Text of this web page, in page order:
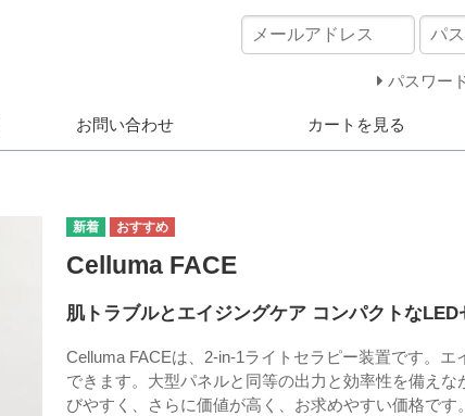
パスワー
お問い合わせ カートを見る
Celluma FACE
肌トラブルとエイジングケア コンパクトなLED
Celluma FACEは、2-in-1ライトセラピー装置です。
できます。大型パネルと同等の出力と効率性を備え
びやすく、さらに価値が高く、お求めやすい価格です。